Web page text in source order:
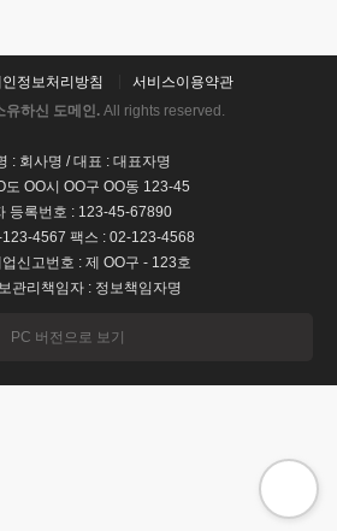
정보처리방침
서비스이용약관
유하신 도메인. All rights reserved.
: 회사명 / 대표 : 대표자명
도 OO시 OO구 OO동 123-45
등록번호 : 123-45-67890
123-4567 팩스 : 02-123-4568
신고번호 : 제 OO구 - 123호
관리책임자 : 정보책임자명
PC 버전으로 보기